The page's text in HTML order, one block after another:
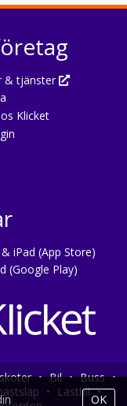
& tjänster
Klicket
iPad (App Store)
(Google Play)
• Bil • Buss •
• Lastbil •
OK